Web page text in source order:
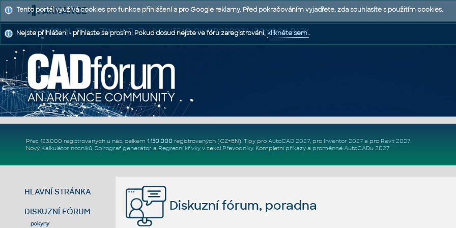
CAD FÓRUM - TIPY A TRIKY | UTILITY | DISKUZE | BLOKY | PODPORA | POMOC A RADY
Přes 123.000 registrovaných u nás, celkem 1.130.000registrovaných (CZ+EN). Tipy pro AutoCAD 2027, pro Inventor 2027a pro Revit 2027.
Nový Kalkulátor nosníků, Spirograf generátor a Regresní křivkyv sekci Převodníky. Kompletní příkazya proměnné AutoCADu 2027.
HLAVNÍ STRÁNKA
DISKUZNÍ FÓRUM
pokyny
Diskuzní fórum, poradna
Tento portál využívá cookies pro funkce přihlášení a pro Google reklamy. Před pokračováním vyjadřete, zda souhlasíte s použitím cookies.
Nejste přihlášeni - přihlaste se prosím. Pokud dosud nejste ve fóru zaregistrováni,klikněte sem..